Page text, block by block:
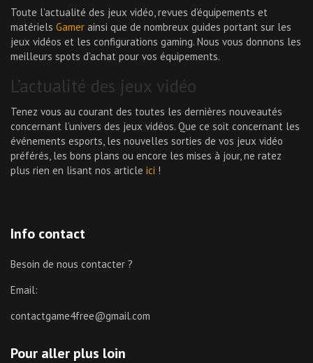
Toute l’actualité des jeux vidéo, revues d’équipements et
matériels Gamer ainsi que de nombreux guides portant sur les
jeux vidéos et les configurations gaming. Nous vous donnons les
meilleurs spots d’achat pour vos équipements.
L’actualité des jeux vidéo
Tenez vous au courant des toutes les dernières nouveautés
concernant l’univers des jeux vidéos. Que ce soit concernant les
événements esports, les nouvelles sorties de vos jeux vidéo
préférés, les bons plans ou encore les mises à jour, ne ratez
plus rien en lisant nos article ici !
Info contact
Besoin de nous contacter ?
Email:
contactgame4free@gmail.com
Pour aller plus loin